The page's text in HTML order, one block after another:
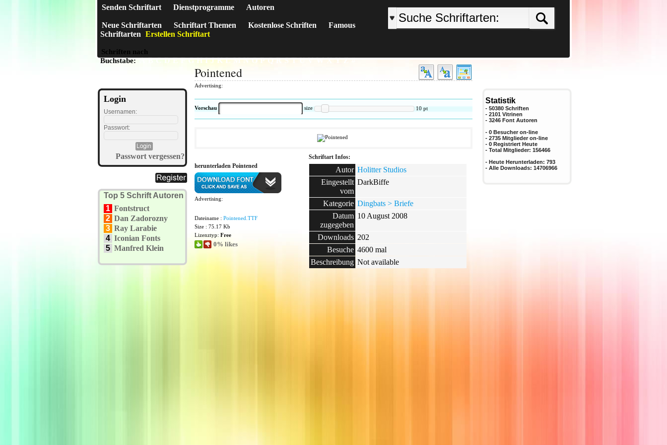
Senden Schriftart Dienstprogramme Autoren
Neue Schriftarten Schriftart Themen Kostenlose Schriften
Famous
Schriftarten Erstellen Schriftart
Schriften nach
Buchstabe: A B C D E F G H I J K L M N O P Q R S T U V W X Y Z #
Login
Usernamen:
Passwort:
Passwort vergessen?
Top 5 Schrift Autoren
1 Fontstruct
2 Dan Zadorozny
3 Ray Larabie
4 Iconian Fonts
5 Manfred Klein
Pointened
Advertising:
Vorschau size 10 pt
herunterladen Pointened
Advertising:
Dateiname : Pointened.TTF
Size : 75.17 Kb
Lizenztyp: Free
0% likes
Schriftart Infos:
Autor Holitter Studios
Eingestellt
vom
DarkBiffe
Kategorie Dingbats > Briefe
Datum
zugegeben
10 August 2008
Downloads 202
Besuche 4600 mal
Beschreibung Not available
Statistik
- 50380 Schriften
- 2101 Vitrinen
- 3246 Font Autoren
- 0 Besucher on-line
- 2735 Mitglieder on-line
- 0 Registriert Heute
- Total Mitglieder: 156466
- Heute Herunterladen: 793
- Alle Downloads: 14706966